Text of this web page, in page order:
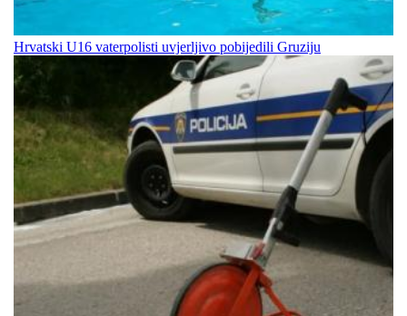
Hrvatski U16 vaterpolisti uvjerljivo pobijedili Gruziju